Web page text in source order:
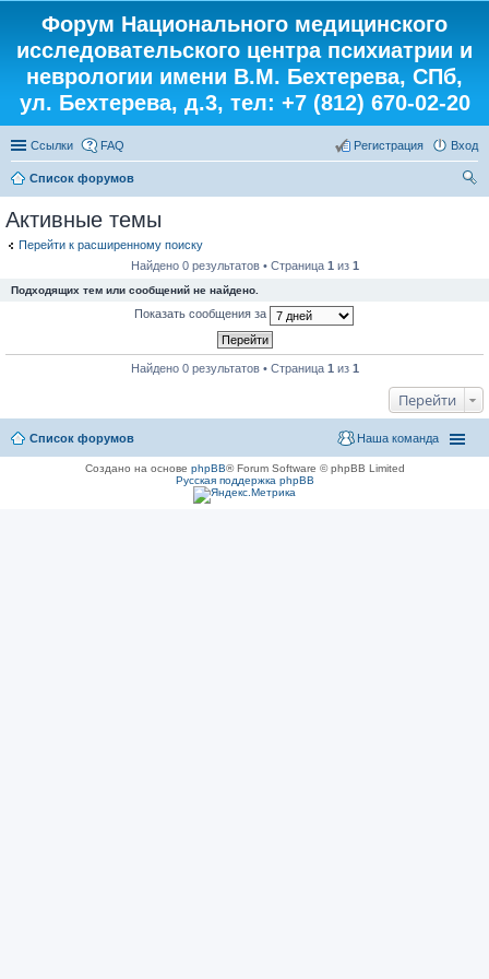
Форум Национального медицинского
исследовательского центра психиатрии и
неврологии имени В.М. Бехтерева, СПб,
ул. Бехтерева, д.3, тел: +7 (812) 670-02-20
Ссылки FAQ Вход
Регистрация
Список форумов
Активные темы
Перейти к расширенному поиску
Найдено 0 результатов • Страница 1 из 1
Подходящих тем или сообщений не найдено.
Показать сообщения за
Найдено 0 результатов • Страница 1 из 1
Перейти
Список форумов Наша команда
Создано на основе phpBB® Forum Software © phpBB Limited
Русская поддержка phpBB